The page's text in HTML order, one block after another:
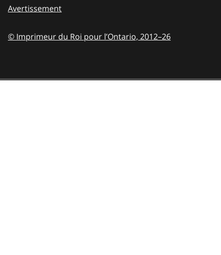
Avertissement
© Imprimeur du Roi pour l’Ontario, 2012–26